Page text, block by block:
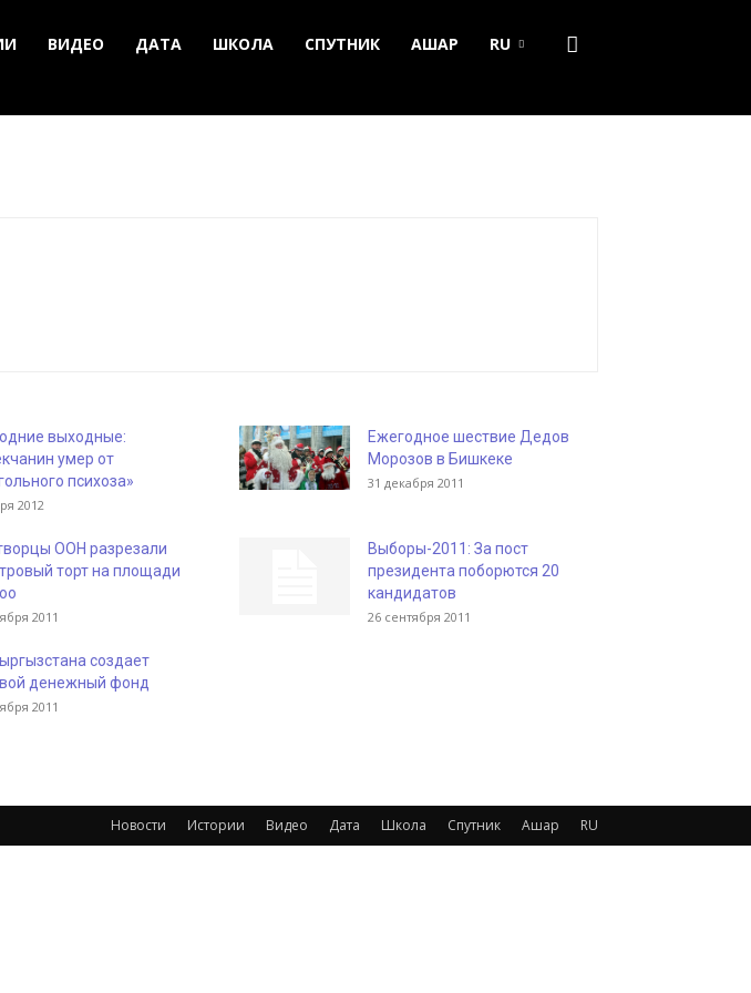
ВИДЕО ДАТА ШКОЛА СПУТНИК АШАР RU
выходные:
умер от
психоза»
2012
Ежегодное шествие Дедов
Морозов в Бишкеке
31 декабря 2011
ООН разрезали
торт на площади
2011
Выборы-2011: За пост
президента поборются 20
кандидатов
26 сентября 2011
создает
денежный фонд
2011
Новости Истории Видео Дата Школа Спутник Ашар RU